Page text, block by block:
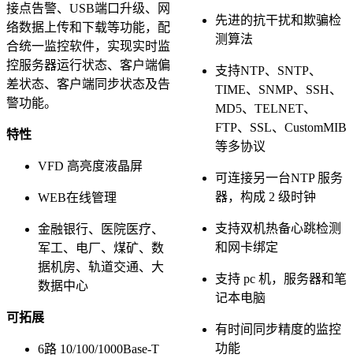
接点告警、USB端口升级、网
络数据上传和下载等功能，配
合统一监控软件，实现实时监
控服务器运行状态、客户端偏
差状态、客户端同步状态及告
警功能。
特性
VFD 高亮度液晶屏
WEB在线管理
金融银行、医院医疗、
军工、电厂、煤矿、数
据机房、轨道交通、大
数据中心
可拓展
6路 10/100/1000Base-T
先进的抗干扰和欺骗检
测算法
支持NTP、SNTP、
TIME、SNMP、SSH、
MD5、TELNET、
FTP、SSL、CustomMIB
等多协议
可连接另一台NTP 服务
器，构成 2 级时钟
支持双机热备心跳检测
和网卡绑定
支持 pc 机，服务器和笔
记本电脑
有时间同步精度的监控
功能